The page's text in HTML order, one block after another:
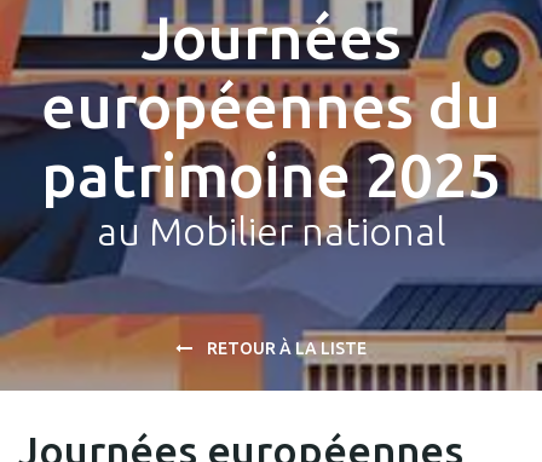
Journées
européennes du
patrimoine 2025
au Mobilier national
RETOUR À LA LISTE
Journées européennes